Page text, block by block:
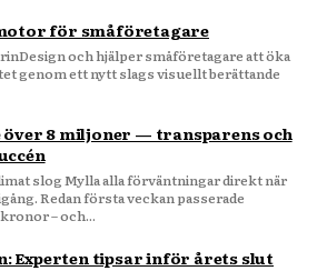
för småföretagare
och hjälper småföretagare att öka
genom ett nytt slags visuellt berättande
8 miljoner — transparens och
slog Mylla alla förväntningar direkt när
Redan första veckan passerade
– och...
Experten tipsar inför årets slut